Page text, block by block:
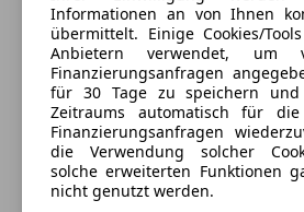
Klimaanlage
Klimaautomatic
Klimaautomatik 2-Zonen mit
Control
Komfortzugang (Öffnungs-
Lenkrad heizbar
Park-Distance-Control (PDC)
Servolenkung
Kontakt
Manfred Annewanter
Anbieter kontaktieren
Deine Nachricht
Informationen an von Ihnen
übermittelt. Einige Cookies/
Anbietern verwendet,
Finanzierungsanfragen
für 30 Tage zu speichern und
Zeitraums automatisch für
Finanzierungsanfragen
die Verwendung solcher
solche erweiterten Funktionen
nicht genutzt werden.